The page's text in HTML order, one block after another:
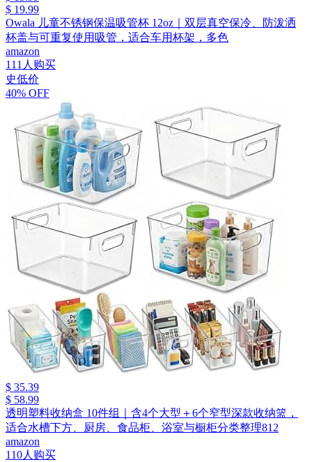
$ 19.99
Owala 儿童不锈钢保温吸管杯 12oz｜双层真空保冷、防泼洒
杯盖与可重复使用吸管，适合车用杯架，多色
amazon
111人购买
史低价
40% OFF
$ 35.39
$ 58.99
透明塑料收纳盒 10件组｜含4个大型＋6个窄型深款收纳篮，
适合水槽下方、厨房、食品柜、浴室与橱柜分类整理812
amazon
110人购买